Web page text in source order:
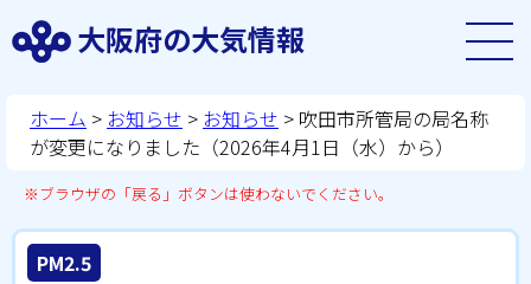
大阪府の大気情報
ホーム > お知らせ > お知らせ > 吹田市所管局の局名称
が変更になりました（2026年4月1日（水）から）
※ブラウザの「戻る」ボタンは使わないでください。
PM2.5